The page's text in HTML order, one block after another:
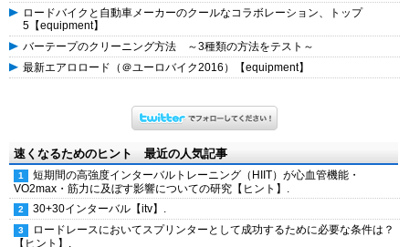
ロードバイクと自動車メーカーのクールなコラボレーション、トップ
5【equipment】
バーテープのクリーニング方法 ～3種類の方法をテスト～
最新エアロロード（＠ユーロバイク2016）【equipment】
速くなるためのヒント 最近の人気記事
短期間の高強度インターバルトレーニング（HIIT）が心血管機能・
VO2max・筋力に及ぼす影響についての研究【ヒント】.
30+30インターバル【itv】.
ロードレースにおいてスプリンターとして成功するために必要な条件は？
【ヒント】.